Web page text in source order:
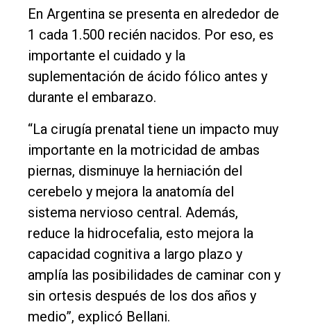
En Argentina se presenta en alrededor de
1 cada 1.500 recién nacidos. Por eso, es
importante el cuidado y la
suplementación de ácido fólico antes y
durante el embarazo.
“La cirugía prenatal tiene un impacto muy
importante en la motricidad de ambas
piernas, disminuye la herniación del
cerebelo y mejora la anatomía del
sistema nervioso central. Además,
reduce la hidrocefalia, esto mejora la
capacidad cognitiva a largo plazo y
amplía las posibilidades de caminar con y
sin ortesis después de los dos años y
medio”, explicó Bellani.